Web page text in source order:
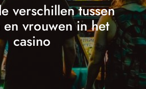
verschillen tussen
en vrouwen in het
casino